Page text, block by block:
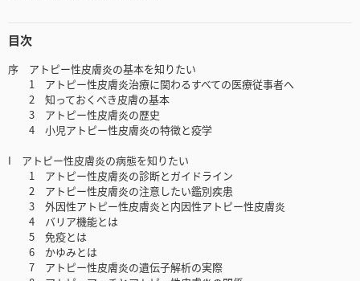
目次
序 アトピー性皮膚炎の基本を知りたい
1 アトピー性皮膚炎治療に関わるすべての医療従事者へ
2 知っておくべき皮膚の基本
3 アトピー性皮膚炎の歴史
4 小児アトピー性皮膚炎の特徴と疫学
I アトピー性皮膚炎の病態を知りたい
1 アトピー性皮膚炎の診断とガイドライン
2 アトピー性皮膚炎の注意したい鑑別疾患
3 外因性アトピー性皮膚炎と内因性アトピー性皮膚炎
4 バリア機能とは
5 免疫とは
6 かゆみとは
7 アトピー性皮膚炎の遺伝子解析の実際